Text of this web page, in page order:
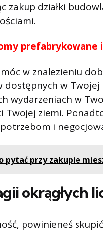
zakup działki
prefabrykowane
w znalezieniu
dostępnych w
wydarzeniach w
Twojej ziemi.
i
pytać przy zakupie
okrągłych
powinieneś